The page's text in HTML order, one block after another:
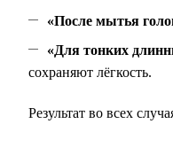
«После мытья
«Для тонких
сохраняют лёгкость.
Результат во всех